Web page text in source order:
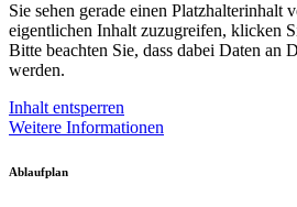
Sie sehen gerade einen Platzhalterinhalt
eigentlichen Inhalt zuzugreifen, klicken
Bitte beachten Sie, dass dabei Daten an
werden.
Inhalt entsperren
Weitere Informationen
Ablaufplan